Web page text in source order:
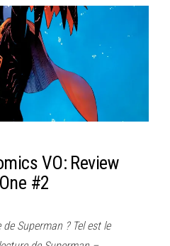
VO: Review
#2
Superman ? Tel est le